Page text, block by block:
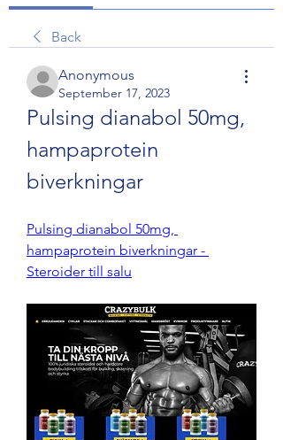
Back
Anonymous
September 17, 2023
Pulsing dianabol 50mg,
hampaprotein
biverkningar
Pulsing dianabol 50mg,
hampaprotein biverkningar -
Steroider till salu